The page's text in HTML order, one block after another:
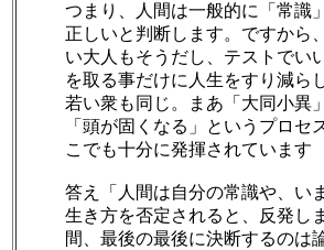
つまり、人間は一般的に「常識
正しいと判断します。ですから
い大人もそうだし、テストでい
を取る事だけに人生をすり減ら
若い衆も同じ。まあ「大同小異
「頭が固くなる」というプロセ
こでも十分に発揮されています
答え「人間は自分の常識や、い
生き方を否定されると、反発し
間、最後の最後に決断するのは